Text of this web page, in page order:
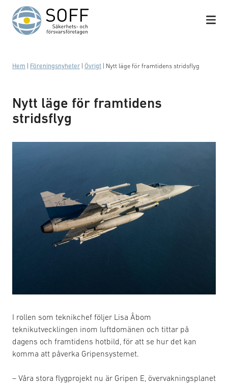
Hoppa till innehåll
Hem Föreningsnyheter Övrigt Nytt läge för framtidens stridsflyg
Nytt läge för framtidens
stridsflyg
I rollen som teknikchef följer Lisa Åbom
teknikutvecklingen inom luftdomänen och tittar på
dagens och framtidens hotbild, för att se hur det kan
komma att påverka Gripensystemet.
– Våra stora flygprojekt nu är Gripen E, övervakningsplanet